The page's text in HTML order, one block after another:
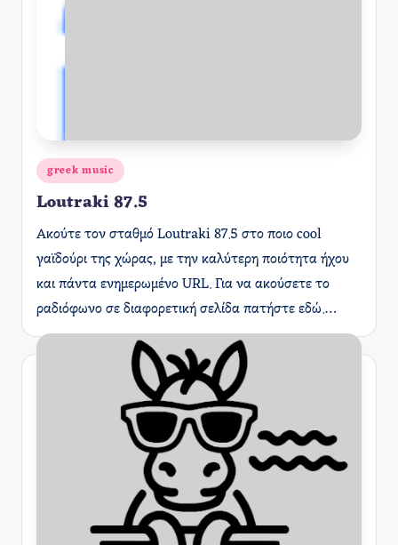
Αναρτήθηκε
σε
greek music
Loutraki 87.5
Ακούτε τον σταθμό Loutraki 87.5 στο ποιο cool
γαϊδούρι της χώρας, με την καλύτερη ποιότητα ήχου
και πάντα ενημερωμένο URL. Για να ακούσετε το
ραδιόφωνο σε διαφορετική σελίδα πατήστε εδώ.…